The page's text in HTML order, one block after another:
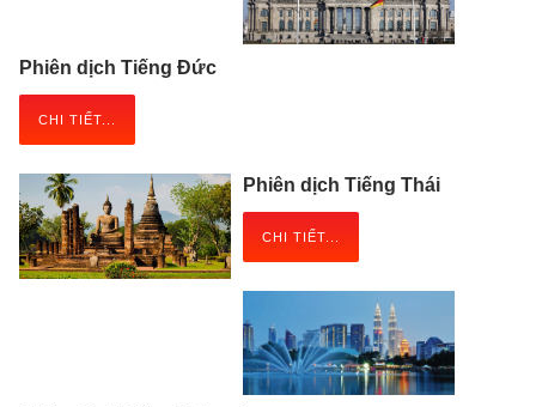
Phiên dịch Tiếng Đức
CHI TIẾT...
Phiên dịch Tiếng Thái
CHI TIẾT...